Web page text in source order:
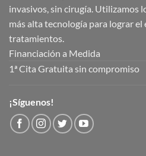
invasivos, sin cirugía. Utilizamos
más alta tecnología para lograr
tratamientos.
Financiación a Medida
1ª Cita Gratuita sin compromiso
¡Síguenos!